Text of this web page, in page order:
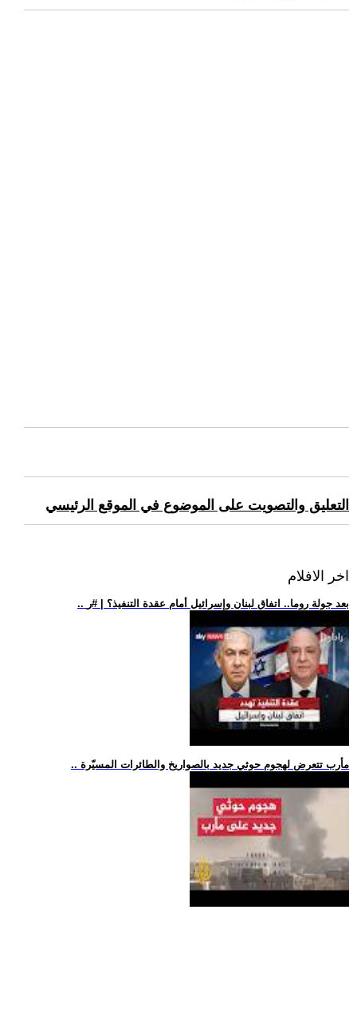
التعليق والتصويت على الموضوع في الموقع الرئيسي
اخر الافلام
.. بعد جولة روما.. اتفاق لبنان وإسرائيل أمام عقدة التنفيذ؟ | #ر
.. مأرب تتعرض لهجوم حوثي جديد بالصواريخ والطائرات المسيّرة